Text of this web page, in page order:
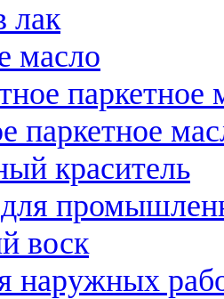
лак
масло
паркетное
паркетное
краситель
воск
наружных